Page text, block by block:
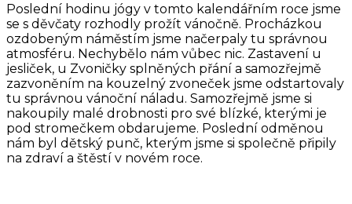
Poslední hodinu jógy v tomto kalendářním roce jsme
se s děvčaty rozhodly prožít vánočně. Procházkou
ozdobeným náměstím jsme načerpaly tu správnou
atmosféru. Nechybělo nám vůbec nic. Zastavení u
jesliček, u Zvoničky splněných přání a samozřejmě
zazvoněním na kouzelný zvoneček jsme odstartovaly
tu správnou vánoční náladu. Samozřejmě jsme si
nakoupily malé drobnosti pro své blízké, kterými je
pod stromečkem obdarujeme. Poslední odměnou
nám byl dětský punč, kterým jsme si společně připily
na zdraví a štěstí v novém roce.